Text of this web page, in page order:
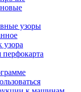
новые
узоры
узора
перфокарта